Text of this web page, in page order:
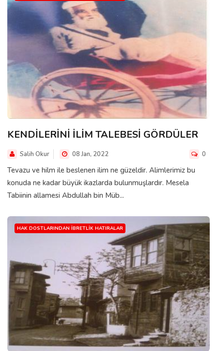
KENDİLERİNİ İLİM TALEBESİ GÖRDÜLER
Salih Okur 08 Jan, 2022 0
Tevazu ve hilm ile beslenen ilim ne güzeldir. Alimlerimiz bu
konuda ne kadar büyük ikazlarda bulunmuşlardır. Mesela
Tabiinin allamesi Abdullah bin Müb...
HAK DOSTLARINDAN İBRETLIK HATIRALAR